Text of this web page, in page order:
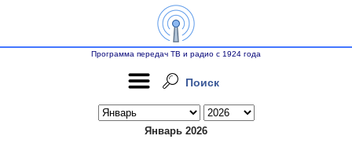
Программа передач ТВ и радио с 1924 года
Поиск
Январь 2026